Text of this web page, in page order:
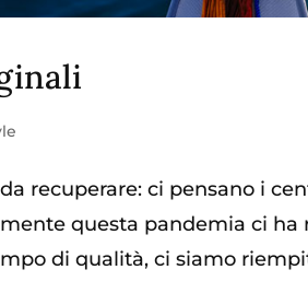
recuperare: ci pensano i
questa pandemia ci ha
di qualità, ci siamo